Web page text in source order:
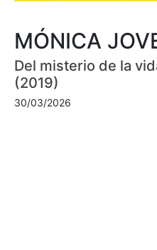
MÓNICA
Del misterio de la
(2019)
30/03/2026